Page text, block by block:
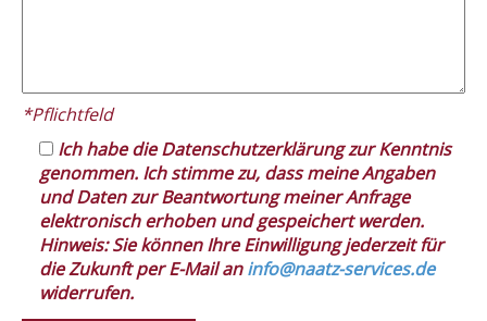
*Pflichtfeld
Ich habe die Datenschutzerklärung zur Kenntnis
genommen. Ich stimme zu, dass meine Angaben
und Daten zur Beantwortung meiner Anfrage
elektronisch erhoben und gespeichert werden.
Hinweis: Sie können Ihre Einwilligung jederzeit für
die Zukunft per E-Mail aninfo@naatz-services.de
widerrufen.